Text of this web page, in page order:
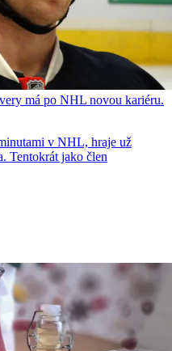
má po NHL novou kariéru.
v NHL, hraje už
Tentokrát jako člen